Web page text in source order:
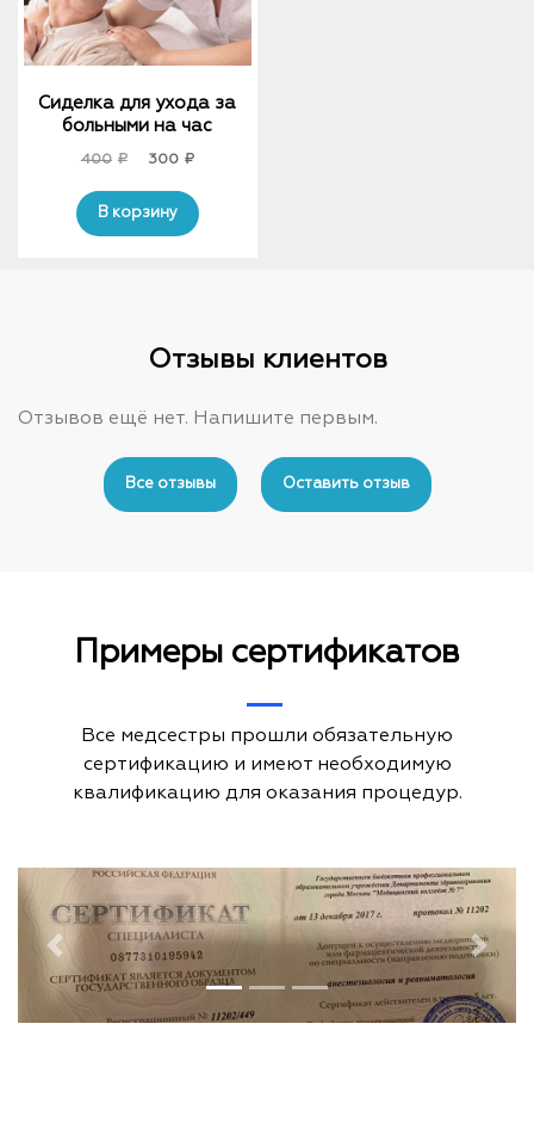
Сиделка для ухода за
больными на час
400 ₽
Original
was:
400₽.
300 ₽Current
is:
В корзину
Отзывы клиентов
Отзывов ещё нет. Напишите первым.
Все отзывы Оставить отзыв
Примеры сертификатов
Все медсестры прошли обязательную
сертификацию и имеют необходимую
квалификацию для оказания процедур.
Previous Next